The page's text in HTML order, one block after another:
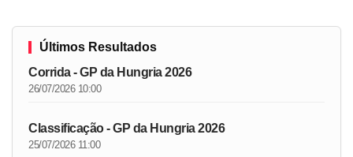
Últimos Resultados
Corrida - GP da Hungria 2026
26/07/2026 10:00
Classificação - GP da Hungria 2026
25/07/2026 11:00